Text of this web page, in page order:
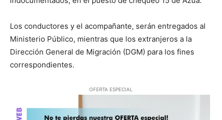
Los conductores y el acompañante, serán entregados al
Ministerio Público, mientras que los extranjeros a la
Dirección General de Migración (DGM) para los fines
correspondientes.
OFERTA ESPECIAL